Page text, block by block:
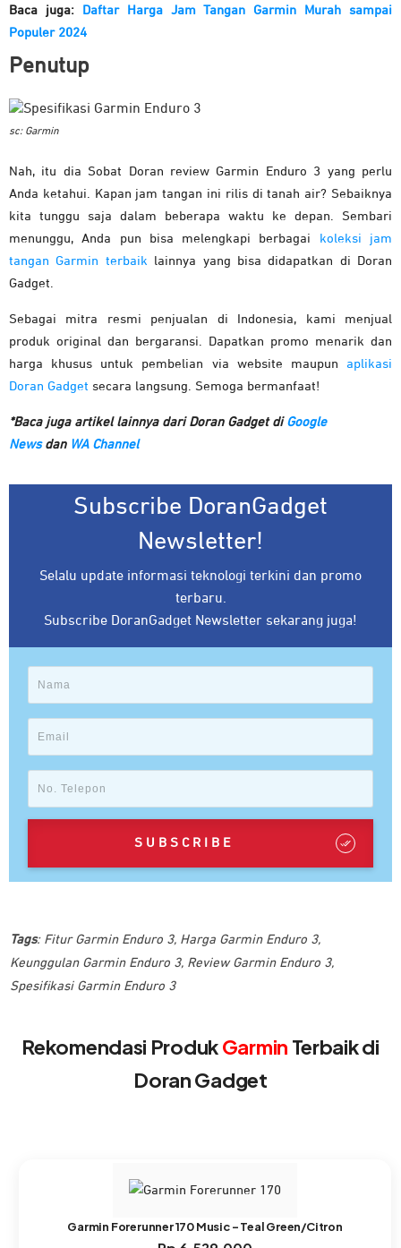
Baca juga:
Daftar Harga Jam Tangan Garmin Murah sampai
Populer 2024
Penutup
sc: Garmin
Nah, itu dia Sobat Doran review Garmin Enduro 3 yang perlu
Anda ketahui. Kapan jam tangan ini rilis di tanah air? Sebaiknya
kita tunggu saja dalam beberapa waktu ke depan. Sembari
menunggu, Anda pun bisa melengkapi berbagai
koleksi jam
tangan Garmin terbaik lainnya yang bisa didapatkan di Doran
Gadget.
Sebagai mitra resmi penjualan di Indonesia, kami menjual
produk original dan bergaransi. Dapatkan promo menarik dan
harga khusus untuk pembelian via website maupun aplikasi
Doran Gadget secara langsung. Semoga bermanfaat!
*Baca juga artikel lainnya dari Doran Gadget di Google
Newsdan WA Channel
Subscribe DoranGadget
Newsletter!
Selalu update informasi teknologi terkini dan promo
terbaru.
Subscribe DoranGadget Newsletter sekarang juga!
SUBSCRIBE
Tags: Fitur Garmin Enduro 3, Harga Garmin Enduro 3,
Keunggulan Garmin Enduro 3, Review Garmin Enduro 3,
Spesifikasi Garmin Enduro 3
Rekomendasi ProdukGarmin Terbaik di
Doran Gadget
Garmin Forerunner 170 Music – Teal Green/Citron